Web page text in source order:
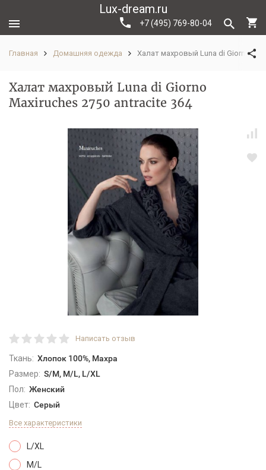
Lux-dream.ru
+7 (495) 769-80-04
Главная Домашняя одежда Халат махровый Luna di Giorno
Халат махровый Luna di Giorno
Maxiruches 2750 antracite 364
Написать отзыв
Ткань: Хлопок 100%, Махра
Размер: S/M, M/L, L/XL
Пол: Женский
Цвет: Серый
Все характеристики
L/XL
M/L